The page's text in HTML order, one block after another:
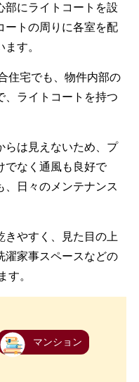
部にライトコートを設
ートの周りに各室を配
す。
住宅でも、物件内部の
、ライトコートを持つ
らは見えないため、プ
でなく通風も良好で
、日々のメンテナンス
きやすく、見た目の上
濯家事スペースなどの
す。
マンション